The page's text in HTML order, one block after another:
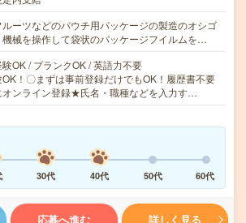
ルーツなどのパウチ用パッケージの製造のオシゴ
機械を操作して袋状のパッケージフイルムを…
OK / ブランクOK / 英語力不要
！〇まずは事前登録だけでもOK！履歴書不要
オンライン登録★氏名・職種などを入力す…
30代 40代 50代 60代
応募へ進む 詳しく見る